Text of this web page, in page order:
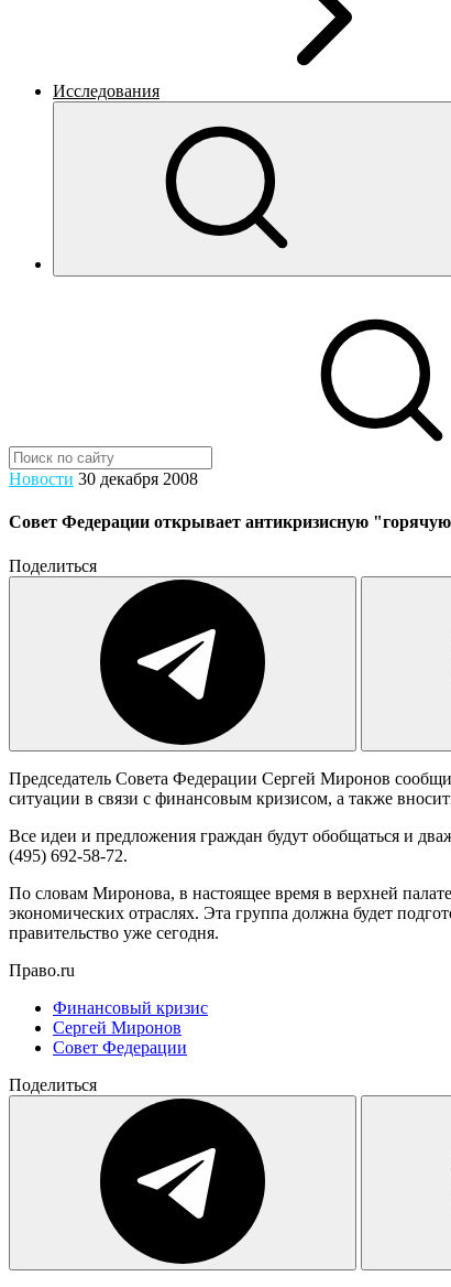
Исследования
Новости 30 декабря 2008
Совет Федерации открывает антикризисную
Поделиться
Председатель Совета Федерации Сергей Миронов
ситуации в связи с финансовым кризисом, а также
Все идеи и предложения граждан будут обобщаться и
(495) 692-58-72.
По словам Миронова, в настоящее время в верхней
экономических отраслях. Эта группа должна будет
правительство уже сегодня.
Право.ru
Финансовый кризис
Сергей Миронов
Совет Федерации
Поделиться